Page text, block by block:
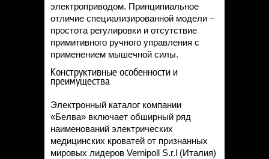
электроприводом. Принципиальное
отличие специализированной модели –
простота регулировки и отсутствие
примитивного ручного управления с
применением мышечной силы.
Конструктивные особенности и
преимущества
Электронный каталог компании
«Белва» включает обширный ряд
наименований электрических
медицинских кроватей от признанных
мировых лидеров Vernipoll S.r.l (Италия)